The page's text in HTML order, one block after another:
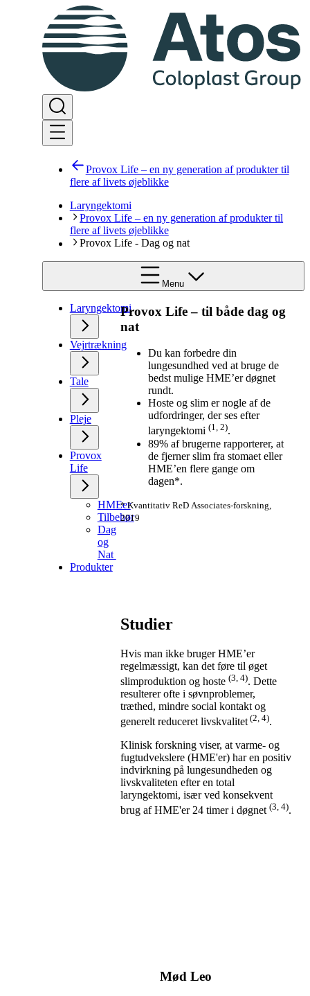
Provox Life – en ny generation af produkter til
flere af livets øjeblikke
Laryngektomi
Provox Life – en ny generation af produkter til
flere af livets øjeblikke
Provox Life - Dag og nat
Menu
Laryngektomi
Vejrtrækning
Tale
Pleje
Provox
Life
HMEer
Tilbehør
Dag
og
Nat
Produkter
Provox Life – til både dag og
nat
Du kan forbedre din
lungesundhed ved at bruge de
bedst mulige HME’er døgnet
rundt.
Hoste og slim er nogle af de
udfordringer, der ses efter
laryngektomi (1, 2).
89% af brugerne rapporterer, at
de fjerner slim fra stomaet eller
HME’en flere gange om
dagen*.
* Kvantitativ ReD Associates-forskning,
2019
Studier
Hvis man ikke bruger HME’er
regelmæssigt, kan det føre til øget
slimproduktion og hoste (3, 4). Dette
resulterer ofte i søvnproblemer,
træthed, mindre social kontakt og
generelt reduceret livskvalitet(2, 4).
Klinisk forskning viser, at varme- og
fugtudvekslere (HME'er) har en positiv
indvirkning på lungesundheden og
livskvaliteten efter en total
laryngektomi, især ved konsekvent
brug af HME'er 24 timer i døgnet (3, 4).
Mød Leo